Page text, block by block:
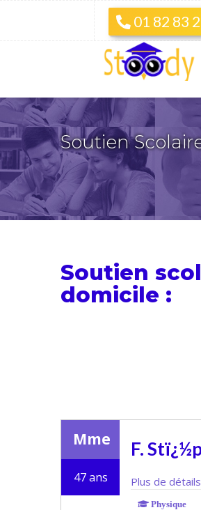
01 82 83
Soutien
Soutien
domicile :
Mme
47 ans
F.
Plus de détails
Physique